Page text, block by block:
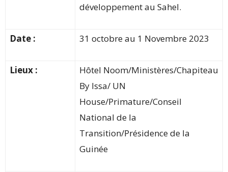
développement au Sahel.
Date : 31 octobre au 1 Novembre 2023
Lieux : Hôtel Noom/Ministères/Chapiteau
By Issa/ UN
House/Primature/Conseil
National de la
Transition/Présidence de la
Guinée